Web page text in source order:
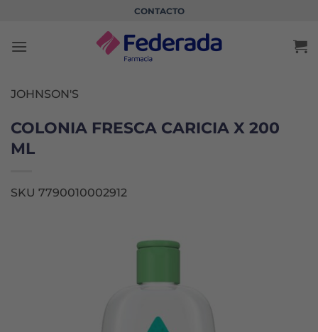
contenido
CONTACTO
JOHNSON'S
COLONIA FRESCA CARICIA X 200
ML
SKU 7790010002912